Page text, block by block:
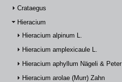
Crataegus
Hieracium
Hieracium alpinum L.
Hieracium amplexicaule L.
Hieracium aphyllum Nägeli & Peter
Hieracium arolae (Murr) Zahn